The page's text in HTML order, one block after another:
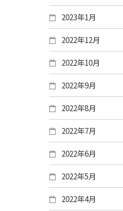
2023年1月
2022年12月
2022年10月
2022年9月
2022年8月
2022年7月
2022年6月
2022年5月
2022年4月